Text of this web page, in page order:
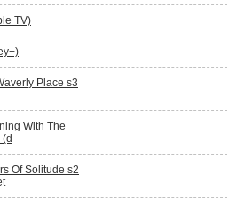
TV)
Place s3
With The
Of Solitude s2